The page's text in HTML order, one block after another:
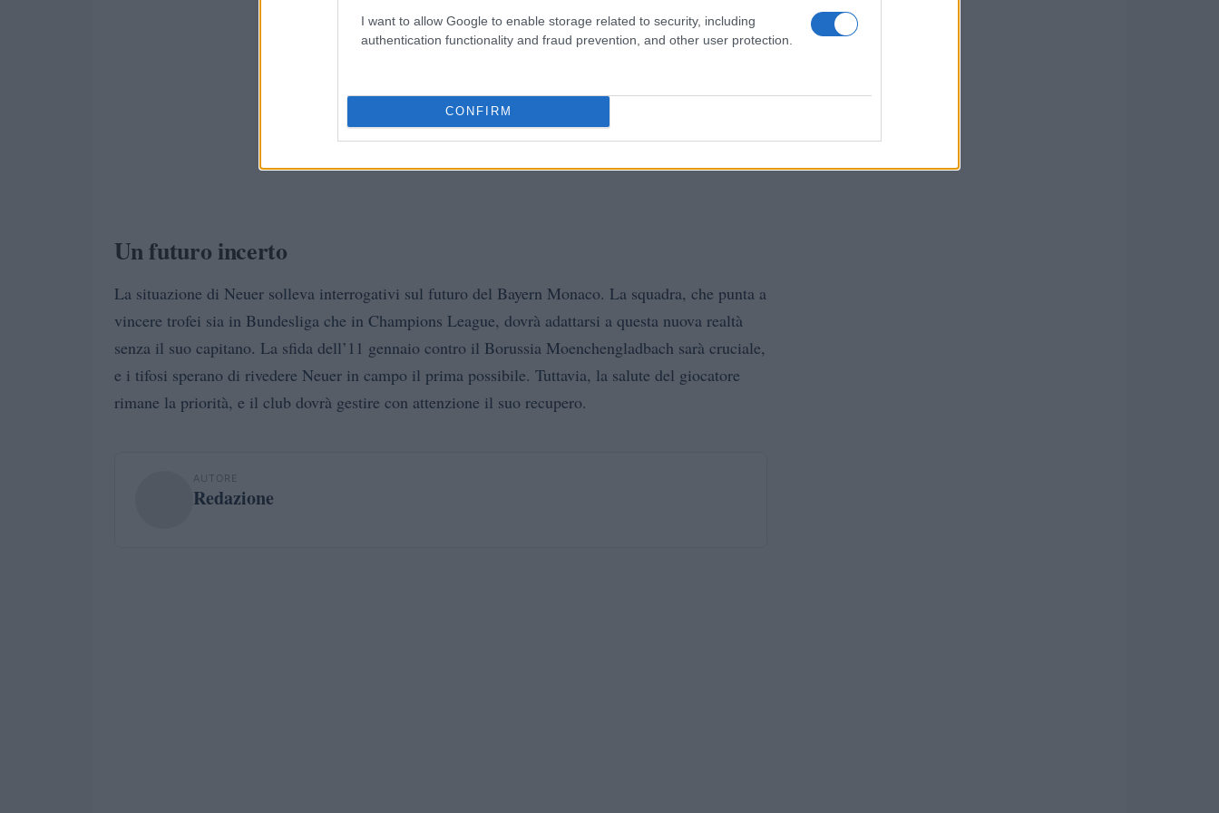
I want to allow Google to enable storage related to security, including
authentication functionality and fraud prevention, and other user protection.
CONFIRM
Un futuro incerto
La situazione di Neuer solleva interrogativi sul futuro del Bayern Monaco. La squadra, che punta a
vincere trofei sia in Bundesliga che in Champions League, dovrà adattarsi a questa nuova realtà
senza il suo capitano. La sfida dell’11 gennaio contro il Borussia Moenchengladbach sarà cruciale,
e i tifosi sperano di rivedere Neuer in campo il prima possibile. Tuttavia, la salute del giocatore
rimane la priorità, e il club dovrà gestire con attenzione il suo recupero.
AUTORE
Redazione